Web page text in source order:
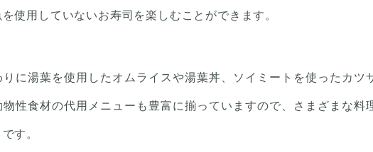
使用していないお寿司を楽しむことができます。
りに湯葉を使用したオムライスや湯葉丼、ソイミートを使ったカツ
性食材の代用メニューも豊富に揃っていますので、さまざまな料
す。